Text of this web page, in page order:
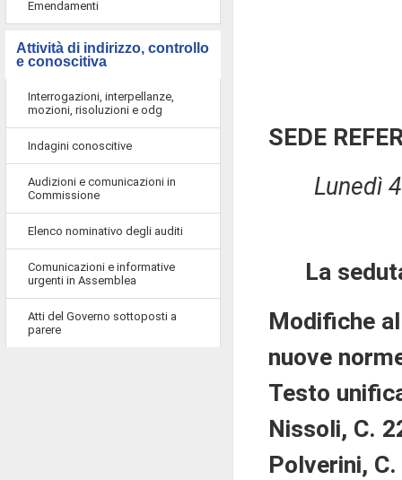
Emendamenti
Attività di indirizzo, controllo
e conoscitiva
Interrogazioni, interpellanze,
mozioni, risoluzioni e odg
Indagini conoscitive
Audizioni e comunicazioni in
Commissione
Elenco nominativo degli auditi
Comunicazioni e informative
urgenti in Assemblea
Atti del Governo sottoposti a
parere
SEDE
Lunedì
La
Modifiche
nuove
Testo
Nissoli, C.
Polverini,